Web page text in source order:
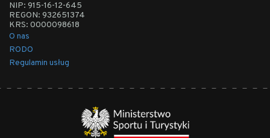
NIP: 915-16-12-645
REGON: 932651374
KRS: 0000098618
O nas
RODO
Regulamin usług